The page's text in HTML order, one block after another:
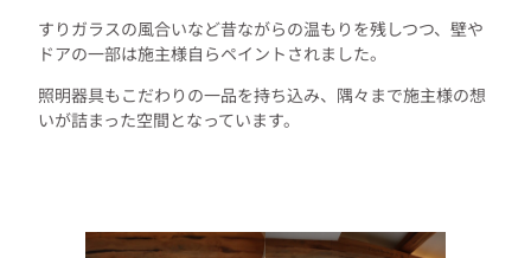
すりガラスの風合いなど昔ながらの温もりを残しつつ、壁や
ドアの一部は施主様自らペイントされました。
照明器具もこだわりの一品を持ち込み、隅々まで施主様の想
いが詰まった空間となっています。